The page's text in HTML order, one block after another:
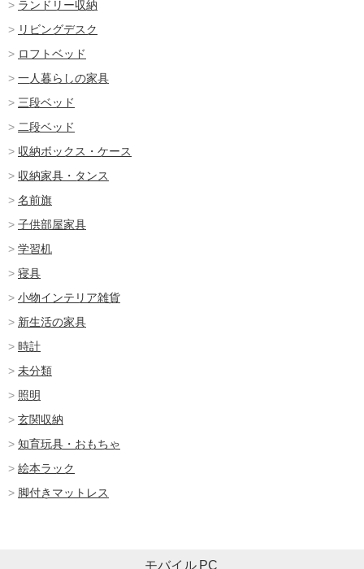
ランドリー収納
リビングデスク
ロフトベッド
一人暮らしの家具
三段ベッド
二段ベッド
収納ボックス・ケース
収納家具・タンス
名前旗
子供部屋家具
学習机
寝具
小物インテリア雑貨
新生活の家具
時計
未分類
照明
玄関収納
知育玩具・おもちゃ
絵本ラック
脚付きマットレス
モバイル PC